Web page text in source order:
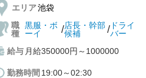
エリア池袋
職
種
黒服・ボ
ーイ
/店長・幹部
候補
/ ドライ
バー
給与 月給350000円～1000000
勤務時間 19:00～02:30